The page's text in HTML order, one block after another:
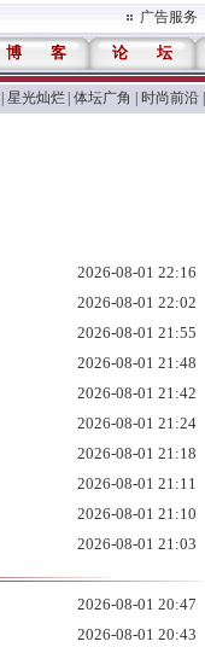
广告服务
博 客 论 坛
星光灿烂 体坛广角 时尚前沿
2026-08-01 22:16
2026-08-01 22:02
2026-08-01 21:55
2026-08-01 21:48
2026-08-01 21:42
2026-08-01 21:24
2026-08-01 21:18
2026-08-01 21:11
2026-08-01 21:10
2026-08-01 21:03
2026-08-01 20:47
2026-08-01 20:43